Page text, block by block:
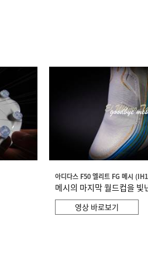
아디다스 F50 엘리트 FG 메시
메시의 마지막 월드컵을 빛
영상 바로보기